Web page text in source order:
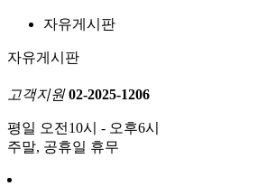
자유게시판
자유게시판
고객지원 02-2025-1206
평일 오전10시 - 오후6시
주말, 공휴일 휴무